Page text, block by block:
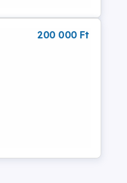
200 000 Ft